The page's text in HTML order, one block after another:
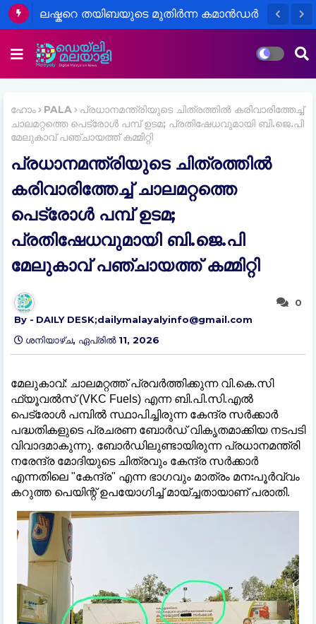
ലഷ്കറെ തയിബയുടെ മുതിർന്ന കമാൻഡർ
ഹോം PALA
പ്രധാനമന്ത്രിയുടെ ചിത്രത്തിൽ കരിവാരിത്തേച്ച്
ചാലമറ്റത്തെ പെട്രോൾ പമ്പ് ഉടമ; പ്രതിഷേധവുമായി ബി.ജെ.പി
മേലുകാവ് പഞ്ചായത്ത് കമ്മിറ്റി
പ്രധാനമന്ത്രിയുടെ ചിത്രത്തിൽ
കരിവാരിത്തേച്ച് ചാലമറ്റത്തെ
പെട്രോൾ പമ്പ് ഉടമ;
പ്രതിഷേധവുമായി ബി.ജെ.പി
മേലുകാവ് പഞ്ചായത്ത് കമ്മിറ്റി
0
DAILY DESK;dailymalayalyinfo@gmail.com
ശനിയാഴ്‌ച, ഏപ്രിൽ 11, 2026
മേലുകാവ്: ചാലമറ്റത്ത് പ്രവർത്തിക്കുന്ന വി.കെ.സി
ഫ്യൂവൽസ് (VKC Fuels) എന്ന ബി.പി.സി.എൽ
പെട്രോൾ പമ്പിൽ സ്ഥാപിച്ചിരുന്ന കേന്ദ്ര സർക്കാർ
പദ്ധതികളുടെ പ്രചരണ ബോർഡ് വികൃതമാക്കിയ നടപടി
വിവാദമാകുന്നു. ബോർഡിലുണ്ടായിരുന്ന പ്രധാനമന്ത്രി
നരേന്ദ്ര മോദിയുടെ ചിത്രവും കേന്ദ്ര സർക്കാർ
എന്നതിലെ "കേന്ദ്ര" എന്ന ഭാഗവും മാത്രം മനഃപൂർവ്വം
കറുത്ത പെയിന്റ് ഉപയോഗിച്ച് മായ്ച്ചതായാണ് പരാതി.